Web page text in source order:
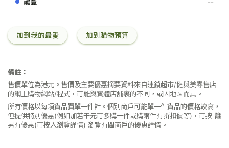
加到我的最愛 加到購物預算
備註：
售價單位為港元。售價及主要優惠摘要資料來自連鎖超市/健與美零售店
的網上購物網站/程式，可能與實體店舖裏的不同，或因地區而異。
所有價格以每項貨品買單一件計。個別商戶可能單一件貨品的價格較高，
但提供特別優惠(例如加若干元可多購一件或購兩件有折扣價等)，可按 註
另有優惠(可按入瀏覽詳情)瀏覽有關商戶的優惠詳情。